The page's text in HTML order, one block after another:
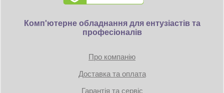
Комп'ютерне обладнання для ентузіастів та
професіоналів
Про компанію
Доставка та оплата
Гарантія та сервіс